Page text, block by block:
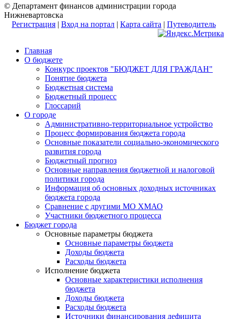
© Департамент финансов администрации города
Нижневартовска
Регистрация | Вход на портал | Карта сайта | Путеводитель
Главная
О бюджете
Конкурс проектов "БЮДЖЕТ ДЛЯ ГРАЖДАН"
Понятие бюджета
Бюджетная система
Бюджетный процесс
Глоссарий
О городе
Административно-территориальное устройство
Процесс формирования бюджета города
Основные показатели социально-экономического
развития города
Бюджетный прогноз
Основные направления бюджетной и налоговой
политики города
Информация об основных доходных источниках
бюджета города
Сравнение с другими МО ХМАО
Участники бюджетного процесса
Бюджет города
Основные параметры бюджета
Основные параметры бюджета
Доходы бюджета
Расходы бюджета
Исполнение бюджета
Основные характеристики исполнения
бюджета
Доходы бюджета
Расходы бюджета
Источники финансирования дефицита